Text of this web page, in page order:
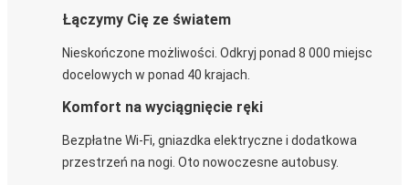
Łączymy Cię ze światem
Nieskończone możliwości. Odkryj ponad 8 000 miejsc
docelowych w ponad 40 krajach.
Komfort na wyciągnięcie ręki
Bezpłatne Wi-Fi, gniazdka elektryczne i dodatkowa
przestrzeń na nogi. Oto nowoczesne autobusy.